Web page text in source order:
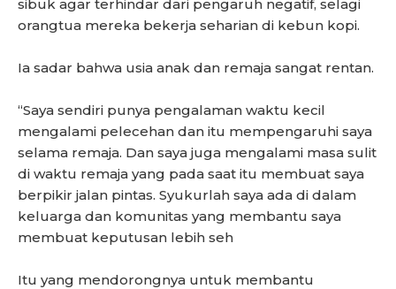
sibuk agar terhindar dari pengaruh negatif, selagi
orangtua mereka bekerja seharian di kebun kopi.
Ia sadar bahwa usia anak dan remaja sangat rentan.
“Saya sendiri punya pengalaman waktu kecil
mengalami pelecehan dan itu mempengaruhi saya
selama remaja. Dan saya juga mengalami masa sulit
di waktu remaja yang pada saat itu membuat saya
berpikir jalan pintas. Syukurlah saya ada di dalam
keluarga dan komunitas yang membantu saya
membuat keputusan lebih seh
Itu yang mendorongnya untuk membantu